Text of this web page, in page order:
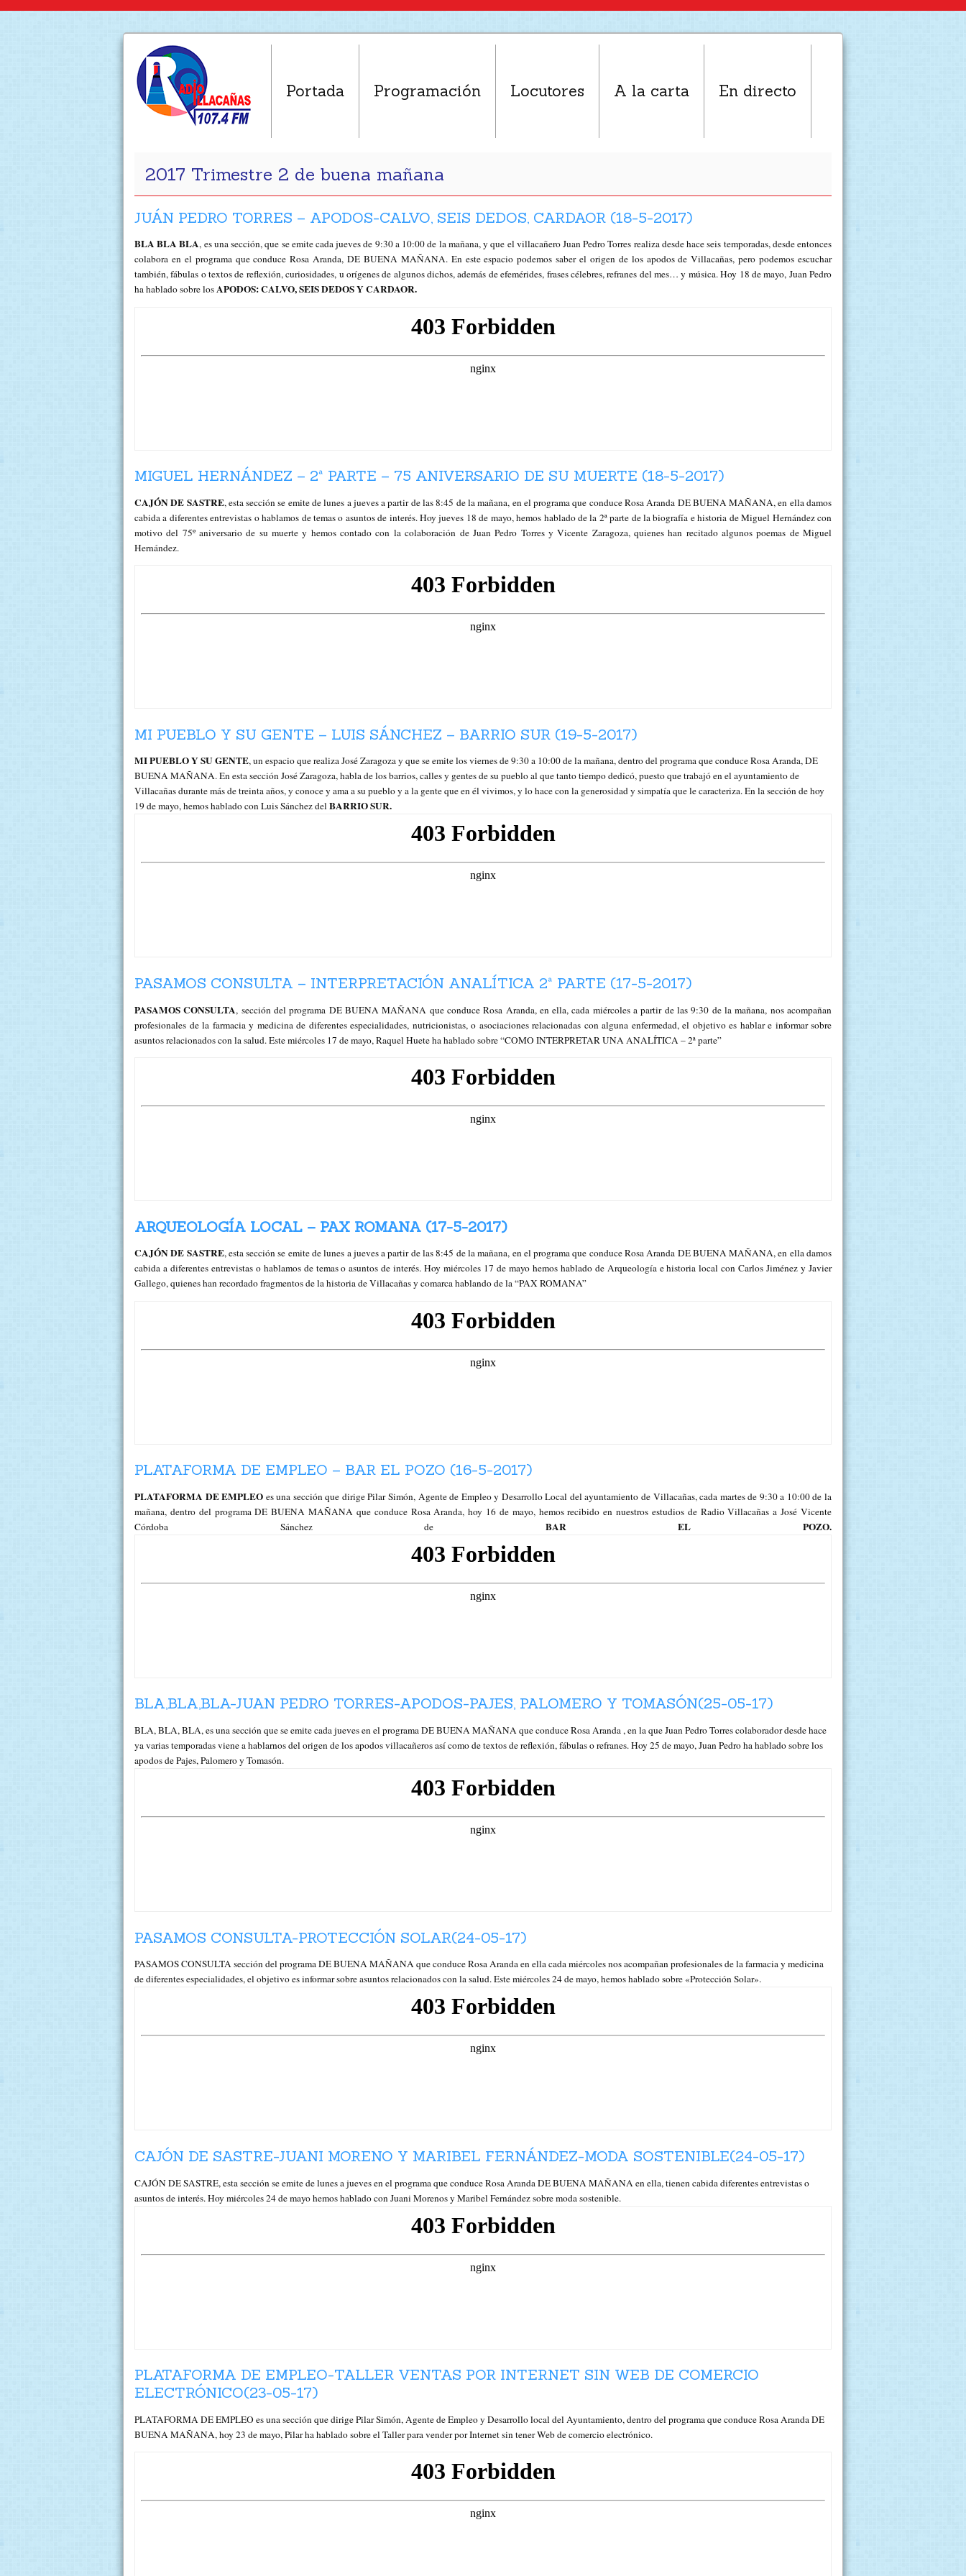
Portada Programación Locutores A la carta En directo
2017 Trimestre 2 de buena mañana
JUÁN PEDRO TORRES – APODOS-CALVO, SEIS DEDOS, CARDAOR (18-5-2017)
BLA BLA BLA, es una sección, que se emite cada jueves de 9:30 a 10:00 de la mañana, y que el villacañero Juan Pedro Torres realiza desde hace seis temporadas, desde entonces
colabora en el programa que conduce Rosa Aranda, DE BUENA MAÑANA. En este espacio podemos saber el origen de los apodos de Villacañas, pero podemos escuchar
también, fábulas o textos de reflexión, curiosidades, u orígenes de algunos dichos, además de efemérides, frases célebres, refranes del mes… y música. Hoy 18 de mayo, Juan Pedro
ha hablado sobre losAPODOS:CALVO, SEIS DEDOS Y CARDAOR.
MIGUEL HERNÁNDEZ – 2ª PARTE – 75 ANIVERSARIO DE SU MUERTE (18-5-2017)
CAJÓN DE SASTRE, esta sección se emite de lunes a jueves a partir de las 8:45 de la mañana, en el programa que conduce Rosa Aranda DE BUENA MAÑANA, en ella damos
cabida a diferentes entrevistas o hablamos de temas o asuntos de interés. Hoy jueves 18 de mayo, hemos hablado de la 2ª parte de la biografía e historia de Miguel Hernández con
motivo del 75º aniversario de su muerte y hemos contado con la colaboración de Juan Pedro Torres y Vicente Zaragoza, quienes han recitado algunos poemas de Miguel
Hernández.
MI PUEBLO Y SU GENTE – LUIS SÁNCHEZ – BARRIO SUR (19-5-2017)
MI PUEBLO Y SU GENTE, un espacio que realiza José Zaragoza y que se emite los viernes de 9:30 a 10:00 de la mañana, dentro del programa que conduce Rosa Aranda, DE
BUENA MAÑANA. En esta sección José Zaragoza, habla de los barrios, calles y gentes de su pueblo al que tanto tiempo dedicó, puesto que trabajó en el ayuntamiento de
Villacañas durante más de treinta años, y conoce y ama a su pueblo y a la gente que en él vivimos, y lo hace con la generosidad y simpatía que le caracteriza. En la sección de hoy
19 de mayo, hemos hablado con Luis Sánchez delBARRIO SUR.
PASAMOS CONSULTA – INTERPRETACIÓN ANALÍTICA 2ª PARTE (17-5-2017)
PASAMOS CONSULTA, sección del programa DE BUENA MAÑANA que conduce Rosa Aranda, en ella, cada miércoles a partir de las 9:30 de la mañana, nos acompañan
profesionales de la farmacia y medicina de diferentes especialidades, nutricionistas, o asociaciones relacionadas con alguna enfermedad, el objetivo es hablar e informar sobre
asuntos relacionados con la salud. Este miércoles 17 de mayo, Raquel Huete ha hablado sobre “COMO INTERPRETAR UNA ANALÍTICA – 2ª parte”
ARQUEOLOGÍA LOCAL – PAX ROMANA (17-5-2017)
CAJÓN DE SASTRE, esta sección se emite de lunes a jueves a partir de las 8:45 de la mañana, en el programa que conduce Rosa Aranda DE BUENA MAÑANA, en ella damos
cabida a diferentes entrevistas o hablamos de temas o asuntos de interés. Hoy miércoles 17 de mayo hemos hablado de Arqueología e historia local con Carlos Jiménez y Javier
Gallego, quienes han recordado fragmentos de la historia de Villacañas y comarca hablando de la “PAX ROMANA”
PLATAFORMA DE EMPLEO – BAR EL POZO (16-5-2017)
PLATAFORMA DE EMPLEO es una sección que dirige Pilar Simón, Agente de Empleo y Desarrollo Local del ayuntamiento de Villacañas, cada martes de 9:30 a 10:00 de la
mañana, dentro del programa DE BUENA MAÑANA que conduce Rosa Aranda, hoy 16 de mayo, hemos recibido en nuestros estudios de Radio Villacañas a José Vicente
Córdoba Sánchez de BAR EL POZO.
BLA,BLA,BLA-JUAN PEDRO TORRES-APODOS-PAJES, PALOMERO Y TOMASÓN(25-05-17)
BLA, BLA, BLA, es una sección que se emite cada jueves en el programa DE BUENA MAÑANA que conduce Rosa Aranda , en la que Juan Pedro Torres colaborador desde hace
ya varias temporadas viene a hablarnos del origen de los apodos villacañeros así como de textos de reflexión, fábulas o refranes. Hoy 25 de mayo, Juan Pedro ha hablado sobre los
apodos de Pajes, Palomero y Tomasón.
PASAMOS CONSULTA-PROTECCIÓN SOLAR(24-05-17)
PASAMOS CONSULTA sección del programa DE BUENA MAÑANA que conduce Rosa Aranda en ella cada miércoles nos acompañan profesionales de la farmacia y medicina
de diferentes especialidades, el objetivo es informar sobre asuntos relacionados con la salud. Este miércoles 24 de mayo, hemos hablado sobre «Protección Solar».
CAJÓN DE SASTRE-JUANI MORENO Y MARIBEL FERNÁNDEZ-MODA SOSTENIBLE(24-05-17)
CAJÓN DE SASTRE, esta sección se emite de lunes a jueves en el programa que conduce Rosa Aranda DE BUENA MAÑANA en ella, tienen cabida diferentes entrevistas o
asuntos de interés. Hoy miércoles 24 de mayo hemos hablado con Juani Morenos y Maribel Fernández sobre moda sostenible.
PLATAFORMA DE EMPLEO-TALLER VENTAS POR INTERNET SIN WEB DE COMERCIO
ELECTRÓNICO(23-05-17)
PLATAFORMA DE EMPLEO es una sección que dirige Pilar Simón, Agente de Empleo y Desarrollo local del Ayuntamiento, dentro del programa que conduce Rosa Aranda DE
BUENA MAÑANA, hoy 23 de mayo, Pilar ha hablado sobre el Taller para vender por Internet sin tener Web de comercio electrónico.